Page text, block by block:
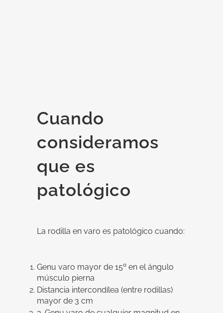
Cuando
consideramos
que es
patológico
La rodilla en varo es patológico cuando:
Genu varo mayor de 15º en el ángulo
músculo pierna
Distancia intercondílea (entre rodillas)
mayor de 3 cm